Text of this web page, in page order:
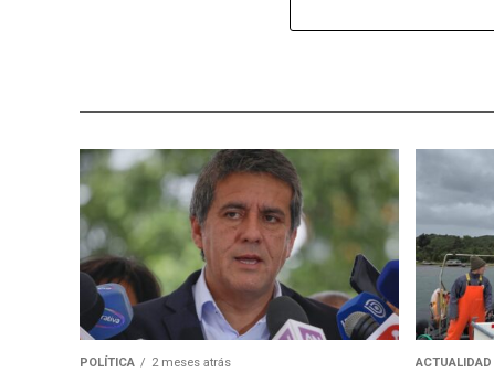
POLÍTICA 2 meses atrás ACTUALIDAD